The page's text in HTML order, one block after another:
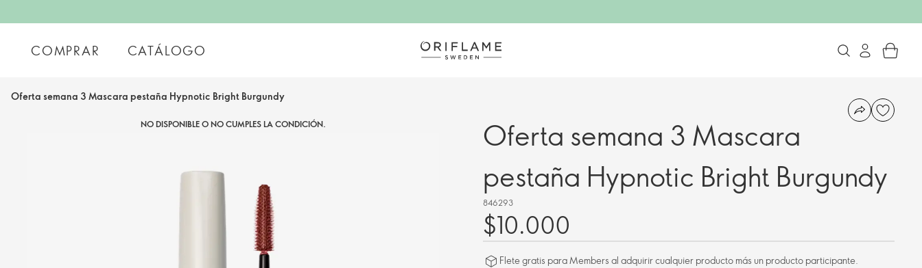
COMPRAR CATÁLOGO
Oferta semana 3 Mascara pestaña Hypnotic Bright Burgundy
NO DISPONIBLE O NO CUMPLES LA CONDICIÓN.
Oferta semana 3 Mascara
pestaña Hypnotic Bright Burgundy
846293
$10.000
Flete gratis para Members al adquirir cualquier producto más un producto participante.